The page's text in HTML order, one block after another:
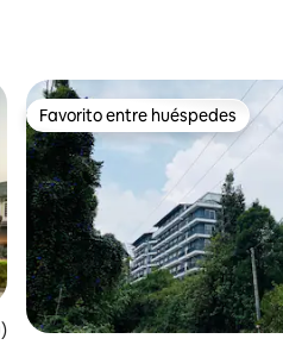
promedio: 5 de 5, 9 reseñas
Favorito entre huéspedes
Favorito entre huéspedes